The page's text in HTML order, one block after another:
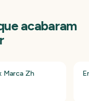
acabaram
Marca Zh